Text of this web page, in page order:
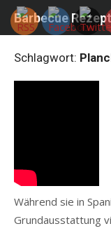
Skip
Barbecue
Schlagwort:
Während sie in
Grundausstattung